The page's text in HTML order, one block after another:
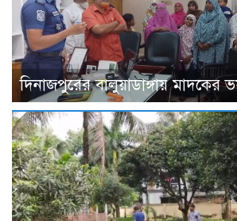
দিনাজপুরের বালুয়াডাঙ্গায় মাদকের